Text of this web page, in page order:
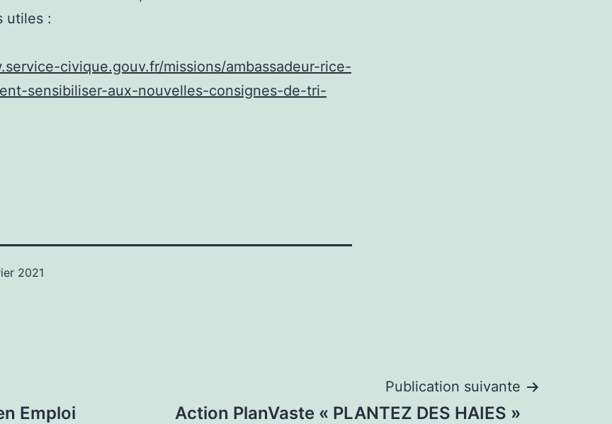
utiles :
civique.gouv.fr/missions/ambassadeur-rice-
sensibiliser-aux-nouvelles-consignes-de-tri-
2021
Emploi
Publication suivante
Action PlanVaste « PLANTEZ DES HAIES »